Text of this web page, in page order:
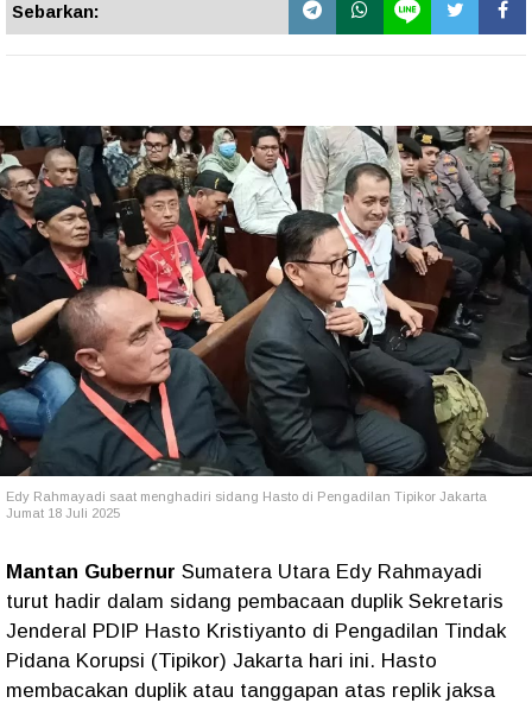
Sebarkan:
Edy Rahmayadi saat menghadiri sidang Hasto di Pengadilan Tipikor Jakarta
Jumat 18 Juli 2025
Mantan Gubernur Sumatera Utara Edy Rahmayadi
turut hadir dalam sidang pembacaan duplik Sekretaris
Jenderal PDIP Hasto Kristiyanto di Pengadilan Tindak
Pidana Korupsi (Tipikor) Jakarta hari ini. Hasto
membacakan duplik atau tanggapan atas replik jaksa